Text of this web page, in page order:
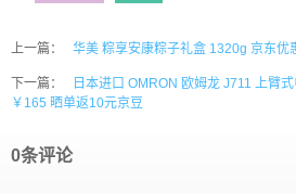
上一篇： 华美 粽享安康粽子礼盒 1320g 京东优
下一篇：
日本进口 OMRON 欧姆龙 J711 上臂
￥165 晒单返10元京豆
0条评论